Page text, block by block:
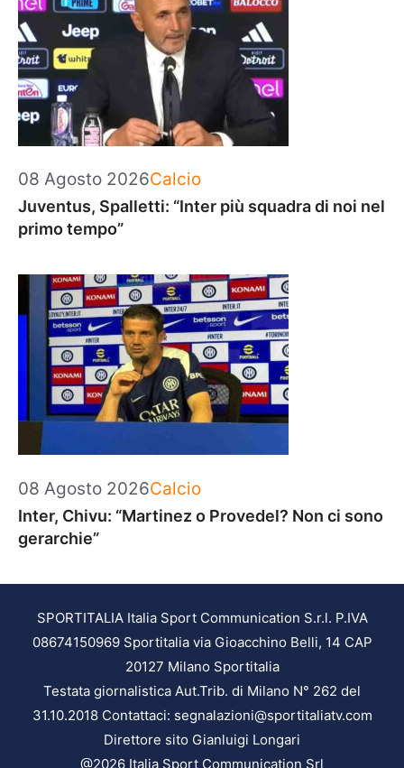
08 Agosto 2026Categorie
Calcio
Juventus, Spalletti: “Inter più squadra di noi nel
primo tempo”
08 Agosto 2026Categorie
Calcio
Inter, Chivu: “Martinez o Provedel? Non ci sono
gerarchie”
SPORTITALIA Italia Sport Communication S.r.l. P.IVA
08674150969 Sportitalia via Gioacchino Belli, 14 CAP
20127 Milano Sportitalia
Testata giornalistica Aut.Trib. di Milano N° 262 del
31.10.2018 Contattaci: segnalazioni@sportitaliatv.com
Direttore sito Gianluigi Longari
@2026 Italia Sport Communication Srl